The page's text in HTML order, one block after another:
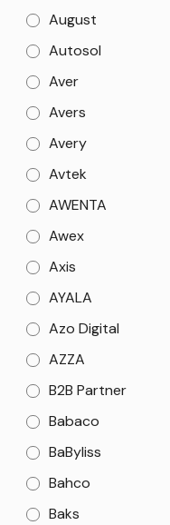
August
Autosol
Aver
Avers
Avery
Avtek
AWENTA
Awex
Axis
AYALA
Azo Digital
AZZA
B2B Partner
Babaco
BaByliss
Bahco
Baks